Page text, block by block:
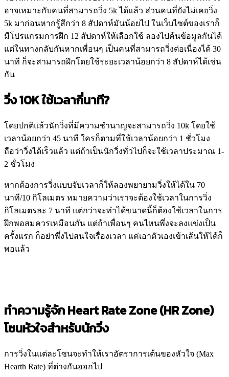
อาจเหมาะกับคนที่สามารถวิ่ง 5k ได้แล้ว ส่วนคนที่ยังไม่เคยวิ่ง
5k มาก่อนหากรู้สึกว่า 8 สัปดาห์มันน้อยไป ในเว็บไซต์ของเราก็
มีโปรแกรมการฝึก 12 สัปดาห์ให้เลือกใช้ ลองไปค้นข้อมูลกันได้
แต่ในทางกลับกันหากเพื่อนๆ เป็นคนที่สามารถวิ่งต่อเนื่องได้ 30
นาที ก็จะสามารถฝึกโดยใช้ระยะเวลาน้อยกว่า 8 สัปดาห์ได้เช่น
กัน
วิ่ง 10K ใช้เวลากี่นาที?
โดยปกติแล้วนักวิ่งที่มีความชำนาญจะสามารถวิ่ง 10k โดยใช้
เวลาน้อยกว่า 45 นาที ใครก็ตามที่ใช้เวลาน้อยกว่า 1 ชั่วโมง
ถือว่าวิ่งได้เร็วแล้ว แต่ถ้าเป็นนักวิ่งทั่วไปก็จะใช้เวลาประมาณ 1-
2 ชั่วโมง
หากต้องการวิ่งแบบจับเวลาก็ให้ลองพยายามวิ่งให้ได้ใน 70
นาที/10 กิโลเมตร หมายความว่าเราจะต้องใช้เวลาในการวิ่ง
กิโลเมตรละ 7 นาที แต่กว่าจะทำได้ขนาดนี้ก็ต้องใช้เวลาในการ
ฝึกพอสมควรเหมือนกัน แต่ถ้าเพื่อนๆ คนไหนพึ่งจะลงแข่งเป็น
ครั้งแรก ก็อย่าพึ่งไปสนใจเรื่องเวลา แค่เอาตัวเองเข้าเส้นให้ได้ก็
พอแล้ว
ทำความรู้จัก Heart Rate Zone (HR Zone)
โซนหัวใจสำหรับนักวิ่ง
การวิ่งในแต่ละโซนจะทำให้เราอัตราการเต้นของหัวใจ (Max
Hearth Rate) ที่ต่างกันออกไป